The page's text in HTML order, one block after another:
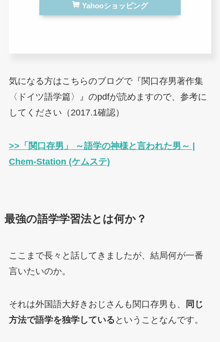
Yahooショッピング
気になる方はこちらのブログで『関口存男著作集
〈ドイツ語学篇〉』のpdfが読めますので、参考に
してください（2017.1確認）
>>「関口存男」 ～語学の神様と言われた男～ |
Chem-Station (ケムステ)
最強の語学学習法とは何か？
ここまで長々と話してきましたが、結局何が一番
言いたいのか。
それは外国語大好きおじさんも関口存男も、
同じ
方法で語学を独学している ということなんです。